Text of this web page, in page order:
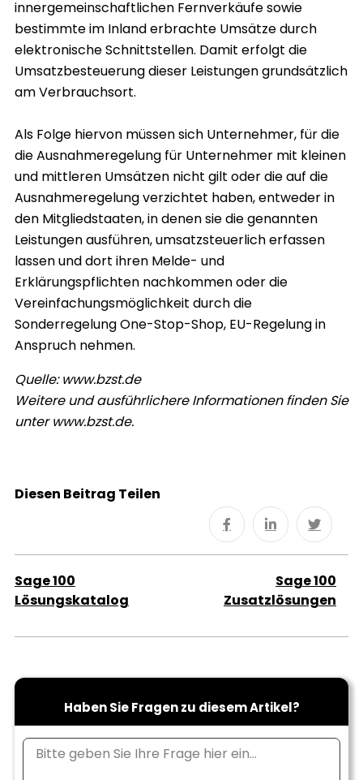
innergemeinschaftlichen Fernverkäufe sowie
bestimmte im Inland erbrachte Umsätze durch
elektronische Schnittstellen. Damit erfolgt die
Umsatzbesteuerung dieser Leistungen grundsätzlich
am Verbrauchsort.
Als Folge hiervon müssen sich Unternehmer, für die
die Ausnahmeregelung für Unternehmer mit kleinen
und mittleren Umsätzen nicht gilt oder die auf die
Ausnahmeregelung verzichtet haben, entweder in
den Mitgliedstaaten, in denen sie die genannten
Leistungen ausführen, umsatzsteuerlich erfassen
lassen und dort ihren Melde- und
Erklärungspflichten nachkommen oder die
Vereinfachungsmöglichkeit durch die
Sonderregelung One-Stop-Shop, EU-Regelung in
Anspruch nehmen.
Quelle: www.bzst.de
Weitere und ausführlichere Informationen finden Sie
unter www.bzst.de.
Diesen Beitrag Teilen
Sage 100
Lösungskatalog
Sage 100
Zusatzlösungen
Haben Sie Fragen zu diesem Artikel?